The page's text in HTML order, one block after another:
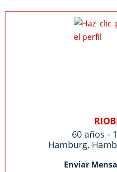
60 años -
Hamburg,
Enviar